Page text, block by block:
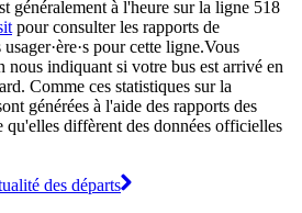
généralement à l'heure sur la ligne 518
pour consulter les rapports de
pour cette ligne.Vous
nous indiquant si votre bus est arrivé en
Comme ces statistiques sur la
générées à l'aide des rapports des
qu'elles diffèrent des données officielles
des départs